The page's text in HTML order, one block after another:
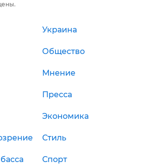
Украина
Общество
Мнение
Пресса
Экономика
Стиль
Спорт